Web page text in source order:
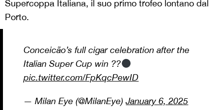
Supercoppa Italiana, il suo primo trofeo lontano dal
Porto.
Conceicão’s full cigar celebration after the
Italian Super Cup win ??
pic.twitter.com/FpKqcPewID
— Milan Eye (@MilanEye)January 6, 2025